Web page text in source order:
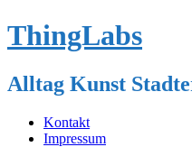
ThingLabs
Alltag Kunst
Kontakt
Impressum